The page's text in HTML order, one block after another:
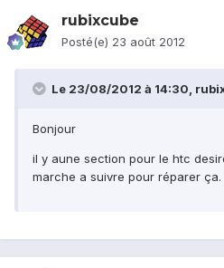
rubixcube
Posté(e) 23 août 2012
Le 23/08/2012 à 14:30,
Bonjour
il y aune section pour le htc
marche a suivre pour réparer ça.